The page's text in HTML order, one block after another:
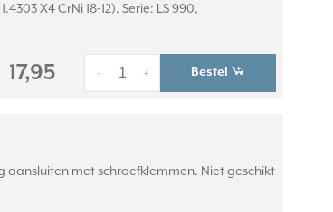
X4 CrNi 18-12). Serie: LS 990,
17,95 +
- Bestel
aansluiten met schroefklemmen. Niet geschikt